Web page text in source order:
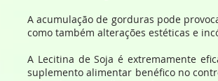
A acumulação de gorduras pode
como também alterações estéticas e
A Lecitina de Soja é extremamente
suplemento alimentar benéfico no